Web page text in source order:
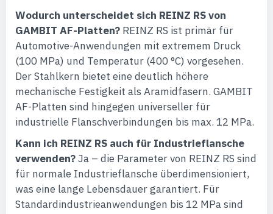
Wodurch unterscheidet sich REINZ RS von
GAMBIT AF-Platten? REINZ RS ist primär für
Automotive-Anwendungen mit extremem Druck
(100 MPa) und Temperatur (400 °C) vorgesehen.
Der Stahlkern bietet eine deutlich höhere
mechanische Festigkeit als Aramidfasern. GAMBIT
AF-Platten sind hingegen universeller für
industrielle Flanschverbindungen bis max. 12 MPa.
Kann ich REINZ RS auch für Industrieflansche
verwenden?Ja – die Parameter von REINZ RS sind
für normale Industrieflansche überdimensioniert,
was eine lange Lebensdauer garantiert. Für
Standardindustrieanwendungen bis 12 MPa sind